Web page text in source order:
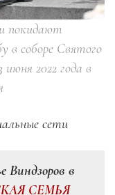
покидают
в соборе Святого
2022 года в
сети
Виндзоров в
СЕМЬЯ